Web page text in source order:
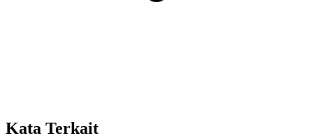
Kata Terkait